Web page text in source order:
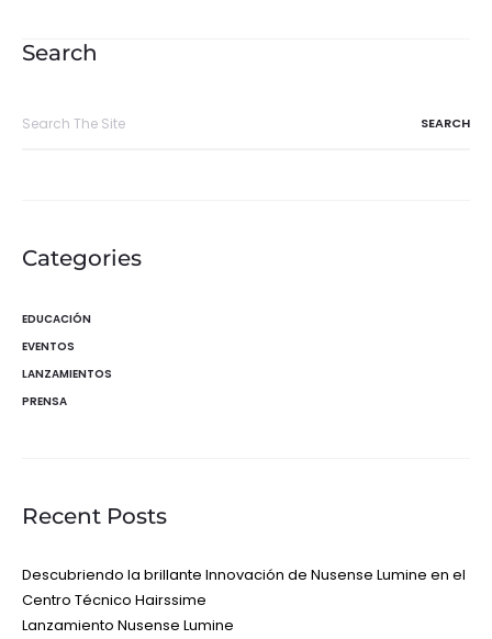
entradas
Search
Categories
EDUCACIÓN
EVENTOS
LANZAMIENTOS
PRENSA
Recent Posts
Descubriendo la brillante Innovación de Nusense Lumine en el
Centro Técnico Hairssime
Lanzamiento Nusense Lumine